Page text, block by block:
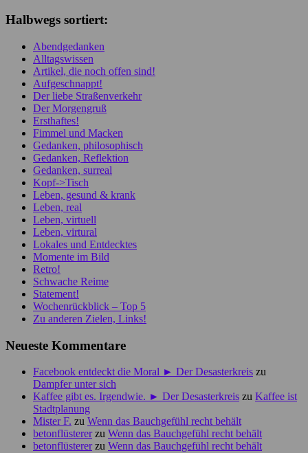
Halbwegs sortiert:
Abendgedanken
Alltagswissen
Artikel, die noch offen sind!
Aufgeschnappt!
Der liebe Straßenverkehr
Der Morgengruß
Ersthaftes!
Fimmel und Macken
Gedanken, philosophisch
Gedanken, Reflektion
Gedanken, surreal
Kopf->Tisch
Leben, gesund & krank
Leben, real
Leben, virtuell
Leben, virtural
Lokales und Entdecktes
Momente im Bild
Retro!
Schwache Reime
Statement!
Wochenrückblick – Top 5
Zu anderen Zielen, Links!
Neueste Kommentare
Facebook entdeckt die Moral ► Der Desasterkreis zu
Dampfer unter sich
Kaffee gibt es. Irgendwie. ► Der Desasterkreis zu Kaffee ist
Stadtplanung
Mister F. zu Wenn das Bauchgefühl recht behält
betonflüstererzu Wenn das Bauchgefühl recht behält
betonflüstererzu Wenn das Bauchgefühl recht behält